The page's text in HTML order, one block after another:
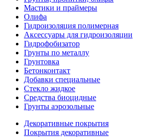
Мастики и праймеры
Олифа
Гидроизоляция полимерная
Аксессуары для гидроизоляции
Гидрофобизатор
Грунты по металлу
Грунтовка
Бетонконтакт
Добавки специальные
Стекло жидкое
Средства биоцидные
Грунты аэрозольные
Декоративные покрытия
Покрытия декоративные